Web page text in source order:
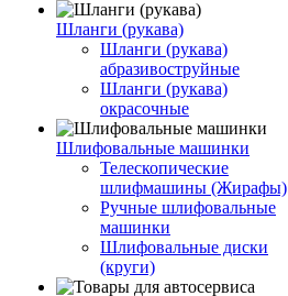
Шланги (рукава)
Шланги (рукава)
абразивоструйные
Шланги (рукава)
окрасочные
Шлифовальные машинки
Телескопические
шлифмашины (Жирафы)
Ручные шлифовальные
машинки
Шлифовальные диски
(круги)